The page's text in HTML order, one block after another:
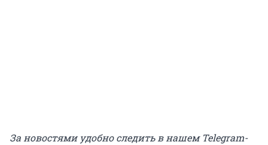
За новостями удобно следить в нашем Telegram-